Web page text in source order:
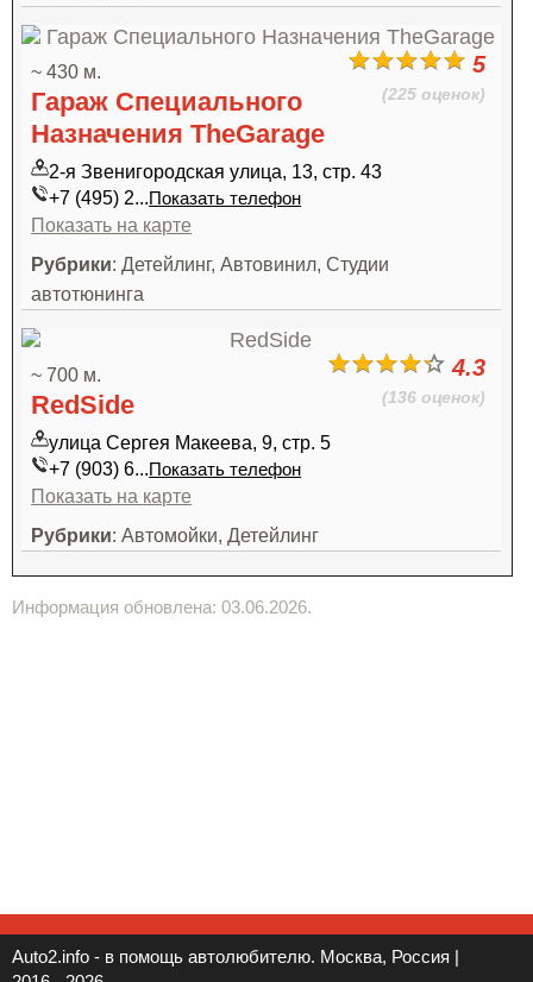
5
(225 оценок)
~ 430 м.
Гараж Специального
Назначения TheGarage
2-я Звенигородская улица, 13, стр. 43
+7 (495) 2...Показать телефон
Показать на карте
Рубрики: Детейлинг, Автовинил, Студии
автотюнинга
4.3
(136 оценок)
~ 700 м.
RedSide
улица Сергея Макеева, 9, стр. 5
+7 (903) 6...Показать телефон
Показать на карте
Рубрики: Автомойки, Детейлинг
Информация обновлена: 03.06.2026.
Auto2.info - в помощь автолюбителю. Москва, Россия |